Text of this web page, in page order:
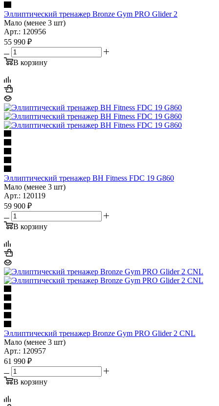
Эллиптический тренажер Bronze Gym PRO Glider 2
Мало (менее 3 шт)
Арт.: 120956
55 990 ₽
В корзину
Эллиптический тренажер BH Fitness FDC 19 G860
Мало (менее 3 шт)
Арт.: 120119
59 900 ₽
В корзину
Эллиптический тренажер Bronze Gym PRO Glider 2 CNL
Мало (менее 3 шт)
Арт.: 120957
61 990 ₽
В корзину